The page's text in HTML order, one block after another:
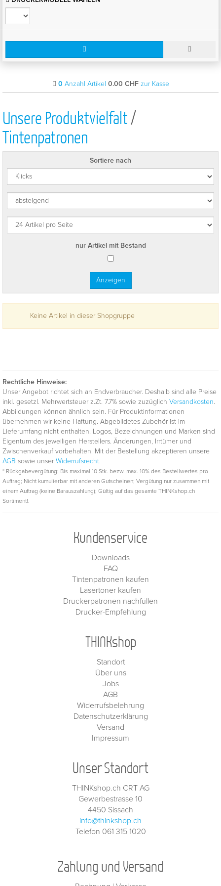
0 Anzahl Artikel 0.00 CHF zur Kasse
Unsere Produktvielfalt/
Tintenpatronen
Sortiere nach
nur Artikel mit Bestand
Keine Artikel in dieser Shopgruppe
Rechtliche Hinweise:
Unser Angebot richtet sich an Endverbraucher. Deshalb sind alle Preise
inkl. gesetzl. Mehrwertsteuer z.Zt. 7.7% sowie zuzüglich Versandkosten.
Abbildungen können ähnlich sein. Für Produktinformationen
übernehmen wir keine Haftung. Abgebildetes Zubehör ist im
Lieferumfang nicht enthalten. Logos, Bezeichnungen und Marken sind
Eigentum des jeweiligen Herstellers. Änderungen, Irrtümer und
Zwischenverkauf vorbehalten. Mit der Bestellung akzeptieren unsere
AGB sowie unser Widerrufsrecht.
* Rückgabevergütung: Bis maximal 10 Stk. bezw. max. 10% des Bestellwertes pro
Auftrag; Nicht kumulierbar mit anderen Gutscheinen; Vergütung nur zusammen mit
einem Auftrag (keine Barauszahlung); Gültig auf das gesamte THINKshop.ch
Sortiment!.
Kundenservice
Downloads
FAQ
Tintenpatronen kaufen
Lasertoner kaufen
Druckerpatronen nachfüllen
Drucker-Empfehlung
THINKshop
Standort
Über uns
Jobs
AGB
Widerrufsbelehrung
Datenschutzerklärung
Versand
Impressum
Unser Standort
THINKshop.ch CRT AG
Gewerbestrasse 10
4450 Sissach
info@thinkshop.ch
Telefon 061 315 1020
Zahlung und Versand